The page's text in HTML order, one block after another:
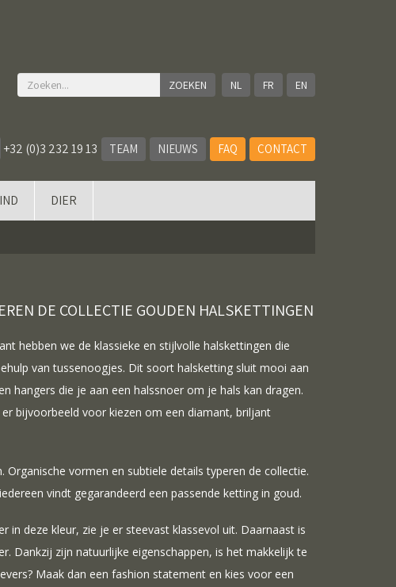
NL FR EN
+32 (0)3 232 19 13 TEAM NIEUWS FAQ CONTACT
DIER
DE COLLECTIE GOUDEN HALSKETTINGEN
hebben we de klassieke en stijlvolle halskettingen die
van tussenoogjes. Dit soort halsketting sluit mooi aan
hangers die je aan een halssnoer om je hals kan dragen.
bijvoorbeeld voor kiezen om een diamant, briljant
vormen en subtiele details typeren de collectie.
vindt gegarandeerd een passende ketting in goud.
in deze kleur, zie je er steevast klassevol uit. Daarnaast is
Dankzij zijn natuurlijke eigenschappen, is het makkelijk te
Maak dan een fashion statement en kies voor een